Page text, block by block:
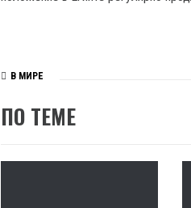
В МИРЕ
ПО ТЕМЕ